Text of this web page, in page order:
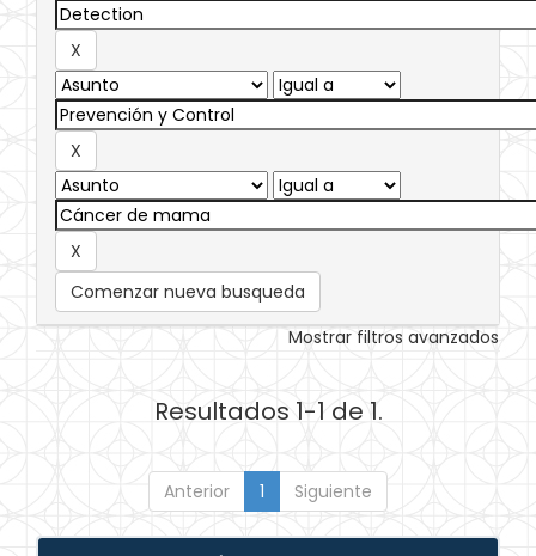
Comenzar nueva busqueda
Mostrar filtros avanzados
Resultados 1-1 de 1.
Anterior 1 Siguiente